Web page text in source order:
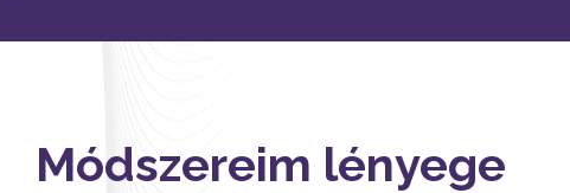
Módszereim lényege